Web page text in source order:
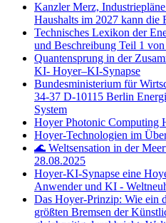
Kanzler Merz,
Haushalts im 2027 kann die
Technisches Lexikon der
und Beschreibung Teil 1
Quantensprung in der
KI- Hoyer–KI-Synapse
Bundesministerium für
34-37 D-10115 Berlin
System
Hoyer Photonic Computing
Hoyer-Technologien im
🌊 Weltsensation in der
28.08.2025
Hoyer-KI-Synapse eine
Anwender und KI -
Das Hoyer-Prinzip: Wie ein
größten Bremsen der